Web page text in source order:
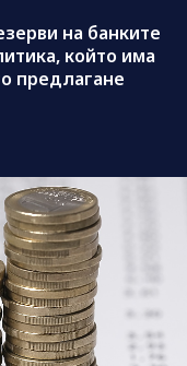
на банките
който има
предлагане